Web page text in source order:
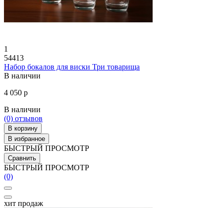
1
54413
Набор бокалов для виски Три товарища
В наличии
4 050 р
В наличии
(0) отзывов
В корзину
В избранное
БЫСТРЫЙ ПРОСМОТР
Сравнить
БЫСТРЫЙ ПРОСМОТР
(0)
хит продаж